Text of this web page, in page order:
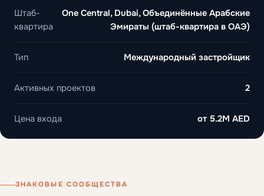
Штаб-
квартира
One Central, Dubai, Объединённые Арабские
Эмираты (штаб-квартира в ОАЭ)
Тип Международный застройщик
Активных проектов 2
Цена входа от 5.2M AED
ЗНАКОВЫЕ СООБЩЕСТВА